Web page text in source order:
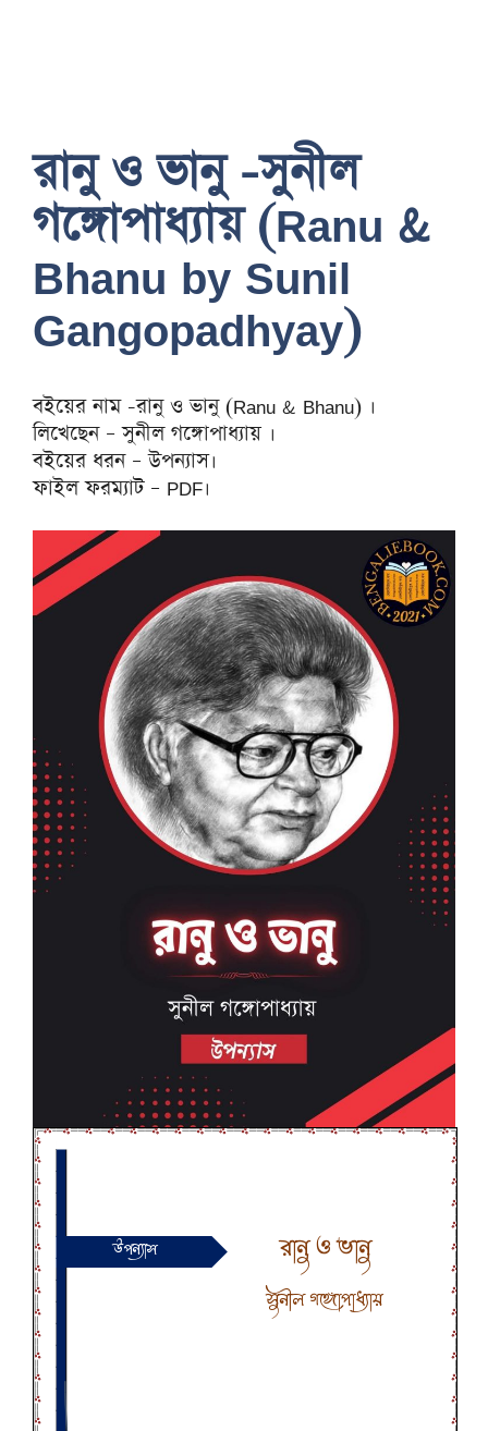
রানু ও ভানু -সুনীল
গঙ্গোপাধ্যায় (Ranu &
Bhanu by Sunil
Gangopadhyay)
বইয়ের নাম -রানু ও ভানু (Ranu & Bhanu) ।
লিখেছেন – সুনীল গঙ্গোপাধ্যায় ।
বইয়ের ধরন – উপন্যাস।
ফাইল ফরম্যাট – PDF।